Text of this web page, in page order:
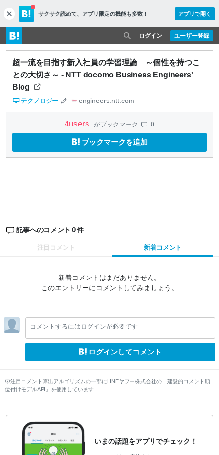
c
l
o
s
e
サクサク読めて、 アプリ限定の機能も多数！ アプリで開く
ユーザー登録
ログイン
超一流を目指す新入社員の学習理論 ～個性を持つこ
との大切さ～ - NTT docomo Business Engineers'
Blog
テクノロジー engineers.ntt.com
4users がブックマーク 0
ブックマークを追加
記事へのコメント 0件
注目コメント 新着コメント
新着コメントはまだありません。
このエントリーにコメントしてみましょう。
コメントするにはログインが必要です
ログインしてコメント
注目コメント算出アルゴリズムの一部にLINEヤフー株式会社の「建設的コメント順
位付けモデルAPI」を使用しています
いまの話題をアプリでチェック！